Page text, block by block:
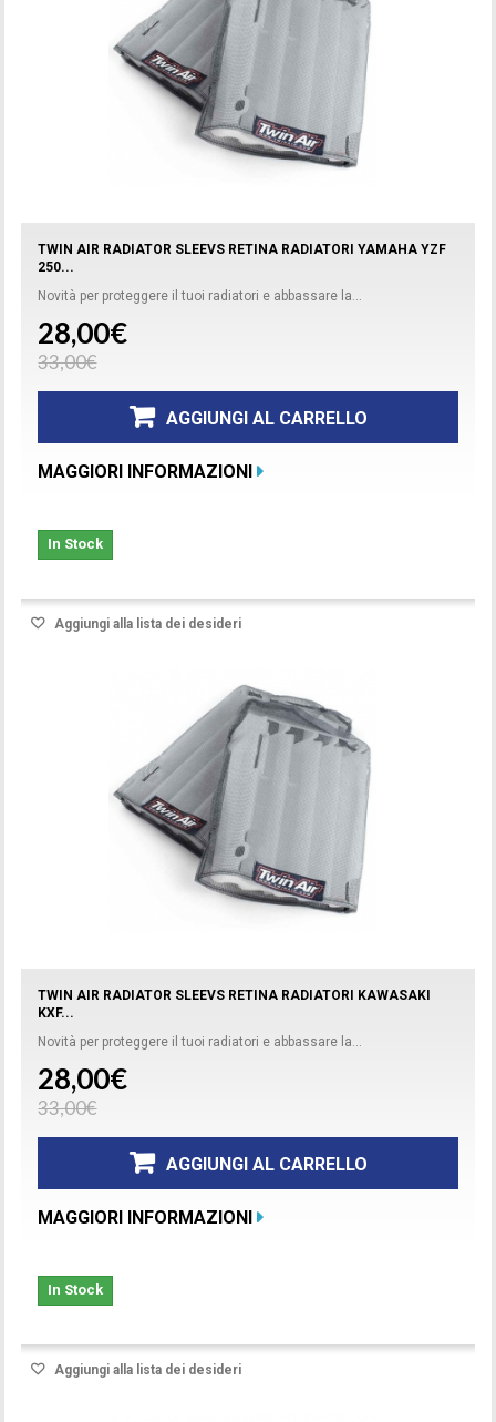
TWIN AIR RADIATOR SLEEVS RETINA RADIATORI YAMAHA YZF
250...
Novità per proteggere il tuoi radiatori e abbassare la...
28,00€
33,00€
AGGIUNGI AL CARRELLO
MAGGIORI INFORMAZIONI
In Stock
Aggiungi alla lista dei desideri
TWIN AIR RADIATOR SLEEVS RETINA RADIATORI KAWASAKI
KXF...
Novità per proteggere il tuoi radiatori e abbassare la...
28,00€
33,00€
AGGIUNGI AL CARRELLO
MAGGIORI INFORMAZIONI
In Stock
Aggiungi alla lista dei desideri